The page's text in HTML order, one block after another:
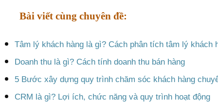
Bài viết cùng chuyên đề:
Tâm lý khách hàng là gì? Cách phân tích tâm lý khách
Doanh thu là gì? Cách tính doanh thu bán hàng
5 Bước xây dựng quy trình chăm sóc khách hàng
CRM là gì? Lợi ích, chức năng và quy trình hoạt động